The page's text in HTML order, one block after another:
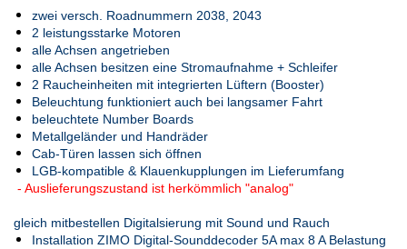
zwei versch. Roadnummern 2038, 2043
2 leistungsstarke Motoren
alle Achsen angetrieben
alle Achsen besitzen eine Stromaufnahme + Schleifer
2 Raucheinheiten mit integrierten Lüftern (Booster)
Beleuchtung funktioniert auch bei langsamer Fahrt
beleuchtete Number Boards
Metallgeländer und Handräder
Cab-Türen lassen sich öffnen
LGB-kompatible & Klauenkupplungen im Lieferumfang
- Auslieferungszustand ist herkömmlich "analog"
gleich mitbestellen Digitalsierung mit Sound und Rauch
Installation ZIMO Digital-Sounddecoder 5A max 8 A Belastung